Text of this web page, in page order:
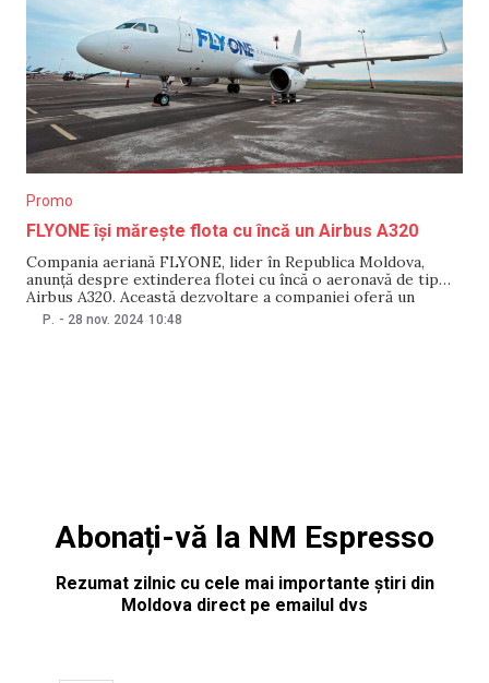
Promo
FLYONE își mărește flota cu încă un Airbus A320
Compania aeriană FLYONE, lider în Republica Moldova,
anunță despre extinderea flotei cu încă o aeronavă de tip
Airbus A320. Această dezvoltare a companiei oferă un
avantaj semnificativ pasagerilor, prin creșterea frecvenței
Р. - 28 nov. 2024 10:48
Abonați-vă la NM Espresso
Rezumat zilnic cu cele mai importante știri din
Moldova direct pe emailul dvs